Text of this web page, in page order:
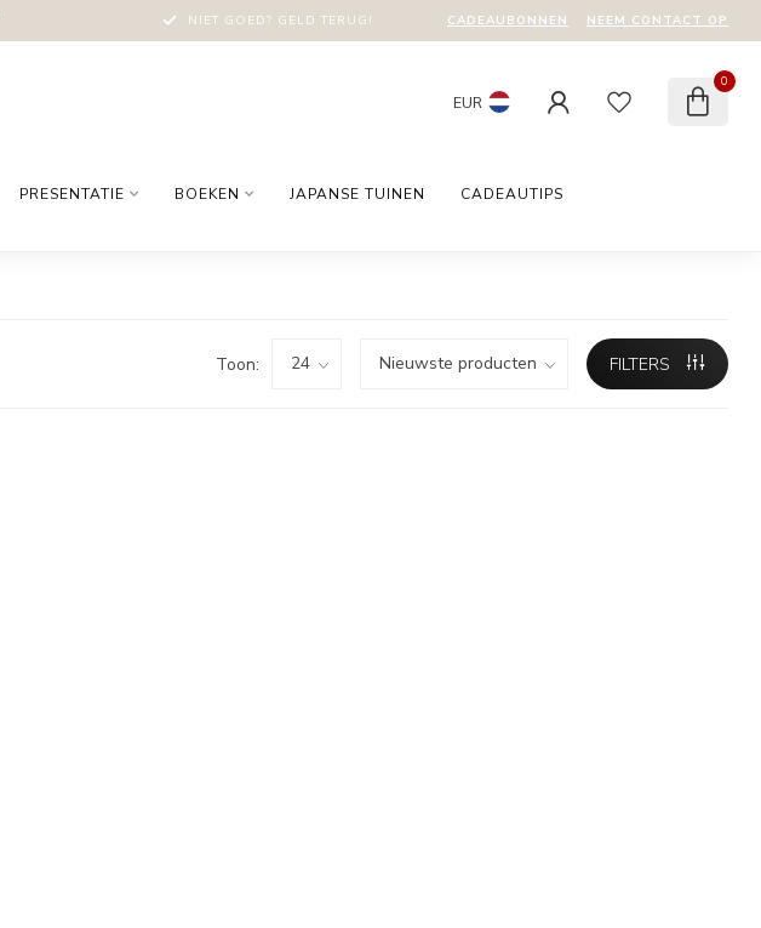
NIET GOED? GELD TERUG! CADEAUBONNEN NEEM CONTACT OP
EUR
0
PRESENTATIE BOEKEN JAPANSE TUINEN CADEAUTIPS
Toon: FILTERS